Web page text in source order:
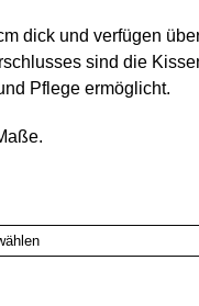
dick und verfügen
sind die
Pflege ermöglicht.